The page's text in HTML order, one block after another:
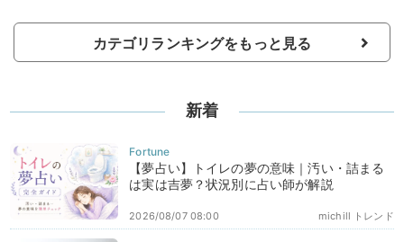
カテゴリランキングをもっと見る
新着
【夢占い】トイレの夢の意味｜汚い・詰まる
は実は吉夢？状況別に占い師が解説
michill トレンド
2026/08/07 08:00